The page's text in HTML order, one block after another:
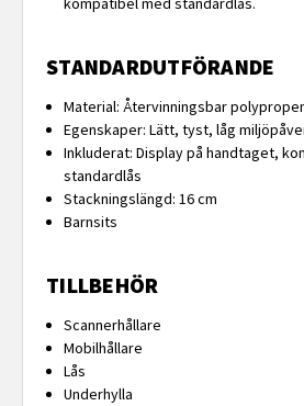
STANDARDUTFÖRANDE
Material: Återvinningsbar
Egenskaper: Lätt, tyst, låg
Inkluderat: Display på handtaget,
standardlås
Stackningslängd: 16 cm
Barnsits
TILLBEHÖR
Scannerhållare
Mobilhållare
Lås
Underhylla